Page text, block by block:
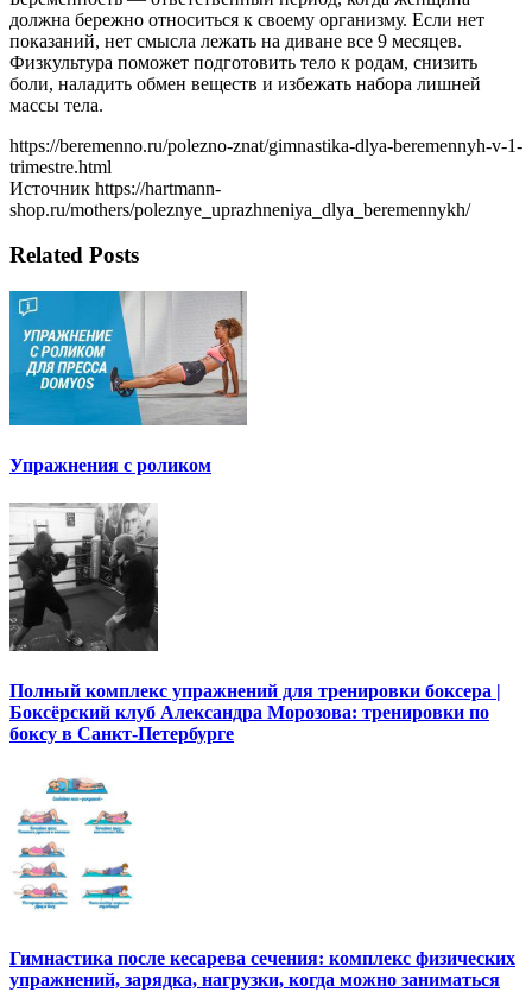
должна бережно относиться к своему организму. Если нет
показаний, нет смысла лежать на диване все 9 месяцев.
Физкультура поможет подготовить тело к родам, снизить
боли, наладить обмен веществ и избежать набора лишней
массы тела.
https://beremenno.ru/polezno-znat/gimnastika-dlya-beremennyh-v-1-
trimestre.html
Источник https://hartmann-
shop.ru/mothers/poleznye_uprazhneniya_dlya_beremennykh/
Related Posts
Упражнения с роликом
Полный комплекс упражнений для тренировки боксера |
Боксёрский клуб Александра Морозова: тренировки по
боксу в Санкт-Петербурге
Гимнастика после кесарева сечения: комплекс физических
упражнений, зарядка, нагрузки, когда можно заниматься